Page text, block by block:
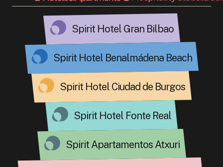
Spirit Hotel Gran Bilbao
Spirit Hotel Benalmádena Beach
Spirit Hotel Ciudad de Burgos
Spirit Hotel Fonte Real
Spirit Apartamentos Atxuri